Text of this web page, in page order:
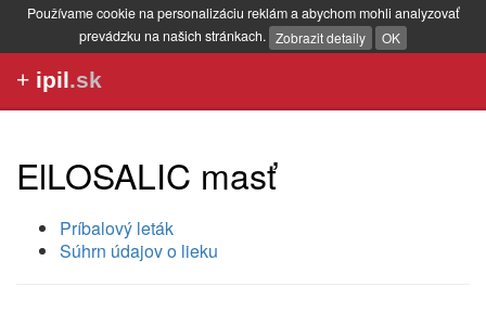
Používame cookie na personalizáciu reklám a abychom mohli analyzovať
prevádzku na našich stránkach. Zobrazit detaily OK
+ ipil.sk
ElLOSALIC masť
Príbalový leták
Súhrn údajov o lieku